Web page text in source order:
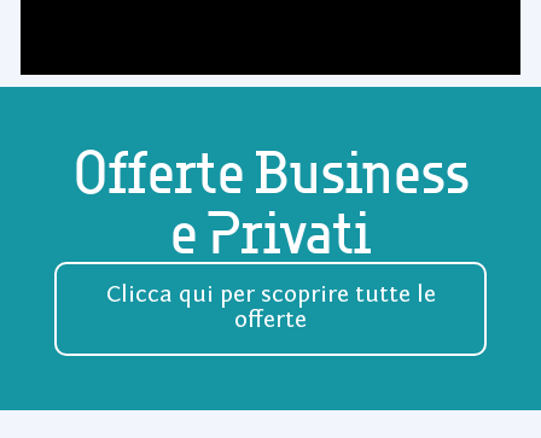
Offerte Business
e Privati
Clicca qui per scoprire tutte le
offerte